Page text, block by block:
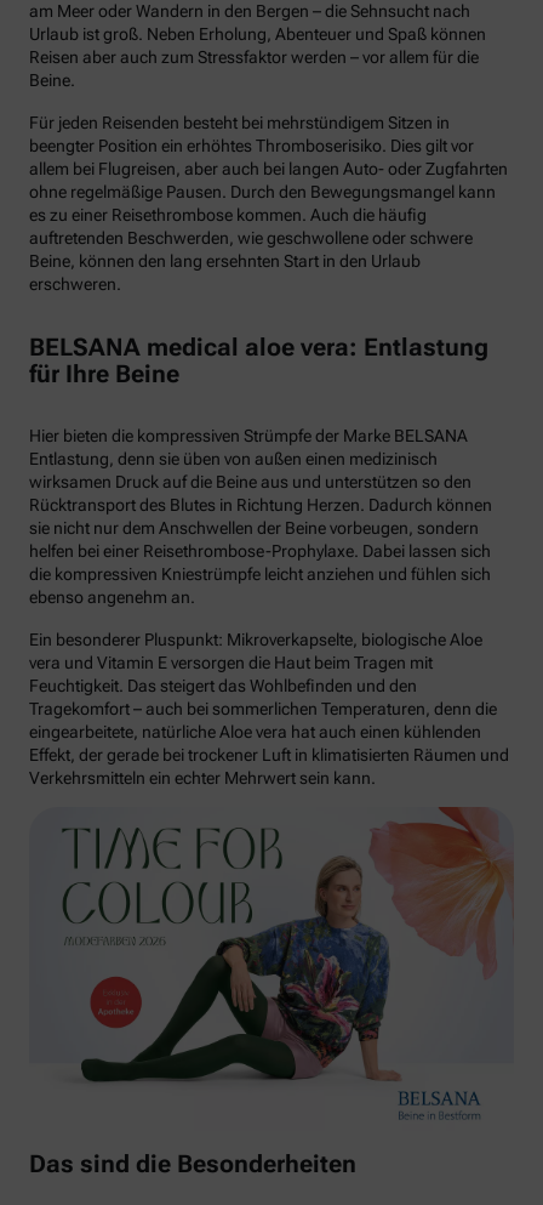
am Meer oder Wandern in den Bergen – die Sehnsucht nach
Urlaub ist groß. Neben Erholung, Abenteuer und Spaß können
Reisen aber auch zum Stressfaktor werden – vor allem für die
Beine.
Für jeden Reisenden besteht bei mehrstündigem Sitzen in
beengter Position ein erhöhtes Thromboserisiko. Dies gilt vor
allem bei Flugreisen, aber auch bei langen Auto- oder Zugfahrten
ohne regelmäßige Pausen. Durch den Bewegungsmangel kann
es zu einer Reisethrombose kommen. Auch die häufig
auftretenden Beschwerden, wie geschwollene oder schwere
Beine, können den lang ersehnten Start in den Urlaub
erschweren.
BELSANA medical aloe vera: Entlastung
für Ihre Beine
Hier bieten die kompressiven Strümpfe der Marke BELSANA
Entlastung, denn sie üben von außen einen medizinisch
wirksamen Druck auf die Beine aus und unterstützen so den
Rücktransport des Blutes in Richtung Herzen. Dadurch können
sie nicht nur dem Anschwellen der Beine vorbeugen, sondern
helfen bei einer Reisethrombose-Prophylaxe. Dabei lassen sich
die kompressiven Kniestrümpfe leicht anziehen und fühlen sich
ebenso angenehm an.
Ein besonderer Pluspunkt: Mikroverkapselte, biologische Aloe
vera und Vitamin E versorgen die Haut beim Tragen mit
Feuchtigkeit. Das steigert das Wohlbefinden und den
Tragekomfort – auch bei sommerlichen Temperaturen, denn die
eingearbeitete, natürliche Aloe vera hat auch einen kühlenden
Effekt, der gerade bei trockener Luft in klimatisierten Räumen und
Verkehrsmitteln ein echter Mehrwert sein kann.
Das sind die Besonderheiten